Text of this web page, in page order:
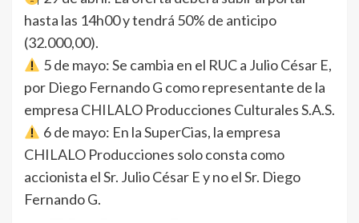
hasta las 14h00 y tendrá 50% de anticipo
(32.000,00).
5 de mayo: Se cambia en el RUC a Julio César E,
por Diego Fernando G como representante de la
empresa CHILALO Producciones Culturales S.A.S.
6 de mayo: En la SuperCias, la empresa
CHILALO Producciones solo consta como
accionista el Sr. Julio César E y no el Sr. Diego
Fernando G.